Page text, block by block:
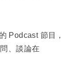
Podcast 節目，
、談論在